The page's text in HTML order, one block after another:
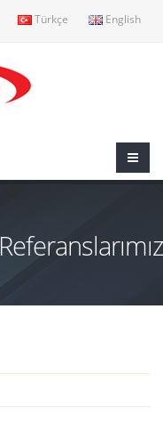
Türkçe English
Referanslarımız